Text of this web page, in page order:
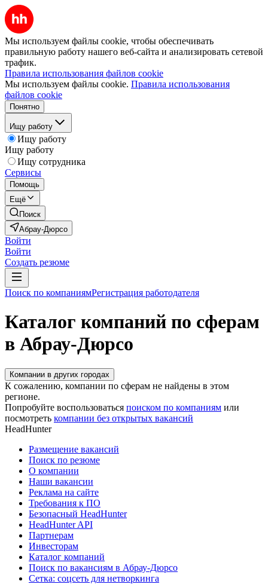
Мы используем файлы cookie, чтобы обеспечивать
правильную работу нашего веб-сайта и анализировать сетевой
трафик.
Правила использования файлов cookie
Мы используем файлы cookie. Правила использования
файлов cookie
Понятно
Ищу работу
Ищу работу
Ищу работу
Ищу сотрудника
Сервисы
Помощь
Ещё
Поиск
Абрау-Дюрсо
Войти
Войти
Создать резюме
Поиск по компаниямРегистрация работодателя
Каталог компаний по сферам
в Абрау-Дюрсо
Компании в других городах
К сожалению, компании по сферам не найдены в этом
регионе.
Попробуйте воспользоваться поиском по компаниям или
посмотреть компании без открытых вакансий
HeadHunter
Размещение вакансий
Поиск по резюме
О компании
Наши вакансии
Реклама на сайте
Требования к ПО
Безопасный HeadHunter
HeadHunter API
Партнерам
Инвесторам
Каталог компаний
Поиск по вакансиям в Абрау-Дюрсо
Сетка: соцсеть для нетворкинга